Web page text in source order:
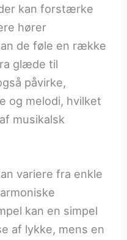
kan forstærke
hører
de føle en række
glæde til
påvirke,
og melodi, hvilket
musikalsk
variere fra enkle
kan en simpel
af lykke, mens en